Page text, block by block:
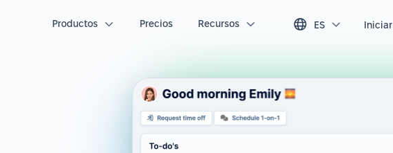
Productos Precios Recursos ES Iniciar